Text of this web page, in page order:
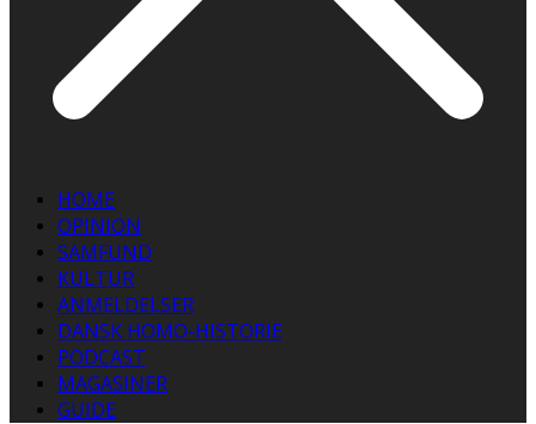
HOME
OPINION
SAMFUND
KULTUR
ANMELDELSER
DANSK HOMO-HISTORIE
PODCAST
MAGASINER
GUIDE